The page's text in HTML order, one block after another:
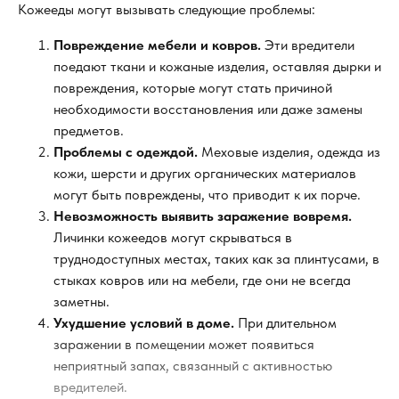
Кожееды могут вызывать следующие проблемы:
Повреждение мебели и ковров. Эти вредители
поедают ткани и кожаные изделия, оставляя дырки и
повреждения, которые могут стать причиной
необходимости восстановления или даже замены
предметов.
Проблемы с одеждой. Меховые изделия, одежда из
кожи, шерсти и других органических материалов
могут быть повреждены, что приводит к их порче.
Невозможность выявить заражение вовремя.
Личинки кожеедов могут скрываться в
труднодоступных местах, таких как за плинтусами, в
стыках ковров или на мебели, где они не всегда
заметны.
Ухудшение условий в доме. При длительном
заражении в помещении может появиться
неприятный запах, связанный с активностью
вредителей.